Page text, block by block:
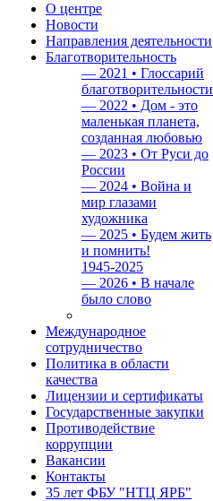
О центре
Новости
Направления деятельности
Благотворительность
— 2021 • Глоссарий
благотворительности
— 2022 • Дом - это
маленькая планета,
созданная любовью
— 2023 • От Руси до
России
— 2024 • Война и
мир глазами
художника
— 2025 • Будем жить
и помнить!
1945-2025
— 2026 • В начале
было слово
Международное
сотрудничество
Политика в области
качества
Лицензии и сертификаты
Государственные закупки
Противодействие
коррупции
Вакансии
Контакты
35 лет ФБУ "НТЦ ЯРБ"